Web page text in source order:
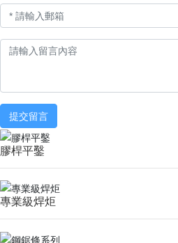
提交留言
膠桿平鑿
專業級焊炬